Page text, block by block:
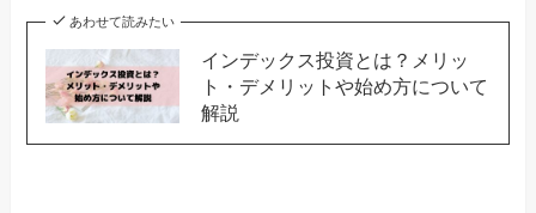
あわせて読みたい
インデックス投資とは？メリッ
ト・デメリットや始め方について
解説